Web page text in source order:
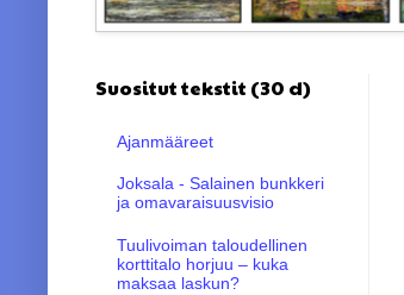
Suositut tekstit (30 d)
Ajanmääreet
Joksala - Salainen bunkkeri
ja omavaraisuusvisio
Tuulivoiman taloudellinen
korttitalo horjuu – kuka
maksaa laskun?